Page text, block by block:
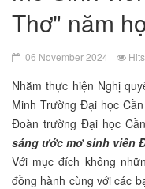
Thơ" năm
06 November 2024
Nhằm thực hiện Nghị
Minh Trường Đại học
Đoàn trường Đại học
sáng ước mơ sinh viên
Với mục đích không
đồng hành cùng với các